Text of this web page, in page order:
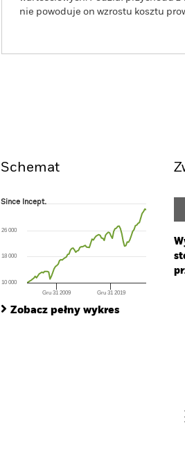
nie powoduje on wzrostu kosztu
Schemat
Since Incept.
The chart has 1 X axis displaying Time.
The chart has 1 Y axis displaying values.
Since Incept.
Gru 31 2009 Gru 31 2019
10 000
18 000
26 000
Zobacz pełny wykres